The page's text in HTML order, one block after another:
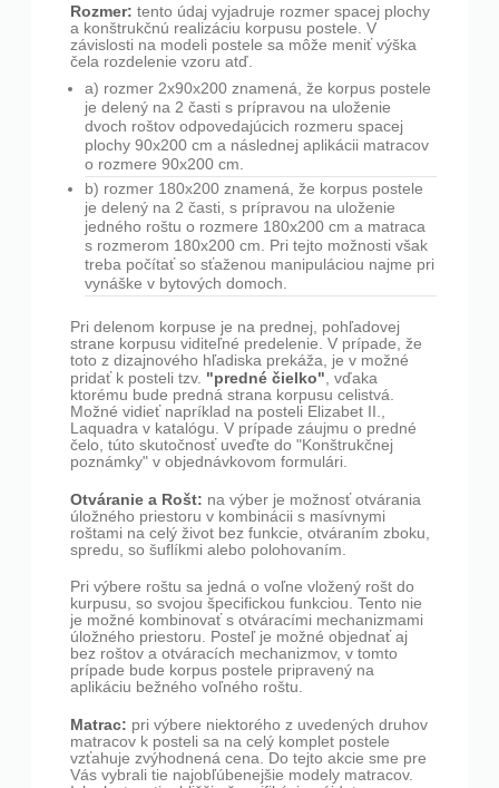
Rozmer: tento údaj vyjadruje rozmer spacej plochy
a konštrukčnú realizáciu korpusu postele. V
závislosti na modeli postele sa môže meniť výška
čela rozdelenie vzoru atď.
a) rozmer 2x90x200 znamená, že korpus postele
je delený na 2 časti s prípravou na uloženie
dvoch roštov odpovedajúcich rozmeru spacej
plochy 90x200 cm a následnej aplikácii matracov
o rozmere 90x200 cm.
b) rozmer 180x200 znamená, že korpus postele
je delený na 2 časti, s prípravou na uloženie
jedného roštu o rozmere 180x200 cm a matraca
s rozmerom 180x200 cm. Pri tejto možnosti však
treba počítať so sťaženou manipuláciou najme pri
vynáške v bytových domoch.
Pri delenom korpuse je na prednej, pohľadovej
strane korpusu viditeľné predelenie. V prípade, že
toto z dizajnového hľadiska prekáža, je v možné
pridať k posteli tzv. "predné čielko" , vďaka
ktorému bude predná strana korpusu celistvá.
Možné vidieť napríklad na posteli Elizabet II.,
Laquadra v katalógu. V prípade záujmu o predné
čelo, túto skutočnosť uveďte do "Konštrukčnej
poznámky" v objednávkovom formulári.
Otváranie a Rošt: na výber je možnosť otvárania
úložného priestoru v kombinácii s masívnymi
roštami na celý život bez funkcie, otváraním zboku,
spredu, so šuflíkmi alebo polohovaním.
Pri výbere roštu sa jedná o voľne vložený rošt do
kurpusu, so svojou špecifickou funkciou. Tento nie
je možné kombinovať s otváracími mechanizmami
úložného priestoru. Posteľ je možné objednať aj
bez roštov a otváracích mechanizmov, v tomto
prípade bude korpus postele pripravený na
aplikáciu bežného voľného roštu.
Matrac: pri výbere niektorého z uvedených druhov
matracov k posteli sa na celý komplet postele
vzťahuje zvýhodnená cena. Do tejto akcie sme pre
Vás vybrali tie najobľúbenejšie modely matracov.